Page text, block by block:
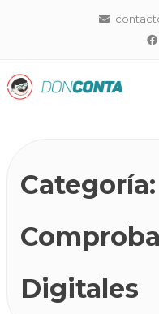
Categoría:
Digitales